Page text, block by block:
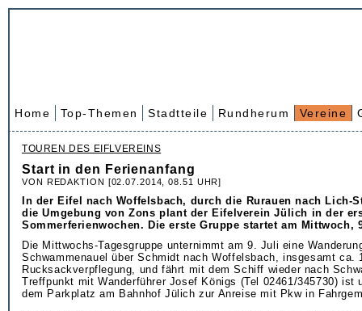
Home Top-Themen Stadtteile Rundherum Vereine
TOUREN DES EIFLVEREINS
Start in den Ferienanfang
VON REDAKTION [02.07.2014, 08.51 UHR]
In der Eifel nach Woffelsbach, durch die Rurauen nach Lich-
die Umgebung von Zons plant der Eifelverein Jülich in der
Sommerferienwochen. Die erste Gruppe startet am Mittwoch,
Die Mittwochs-Tagesgruppe unternimmt am 9. Juli eine
Schwammenauel über Schmidt nach Woffelsbach, insgesamt ca.
Rucksackverpflegung, und fährt mit dem Schiff wieder nach
Treffpunkt mit Wanderführer Josef Königs (Tel 02461/345730) ist
dem Parkplatz am Bahnhof Jülich zur Anreise mit Pkw in